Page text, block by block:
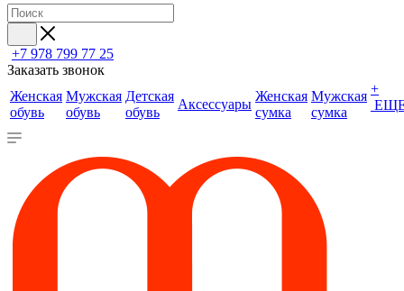
+7 978 799 77 25
Заказать звонок
Женская
обувь
Мужская
обувь
Детская
обувь
Аксессуары
Женская
сумка
Мужская
сумка
+